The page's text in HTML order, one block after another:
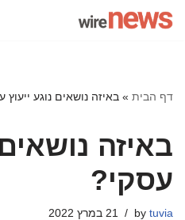
דף הבית » באיזה נושאים נוגע ייעוץ
באיזה נושאים
עסקי?
by tuvia 21 במרץ 2022